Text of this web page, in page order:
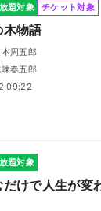
題対象 チケット対象
木物語
本周五郎
春五郎
題対象
だけで人生が変